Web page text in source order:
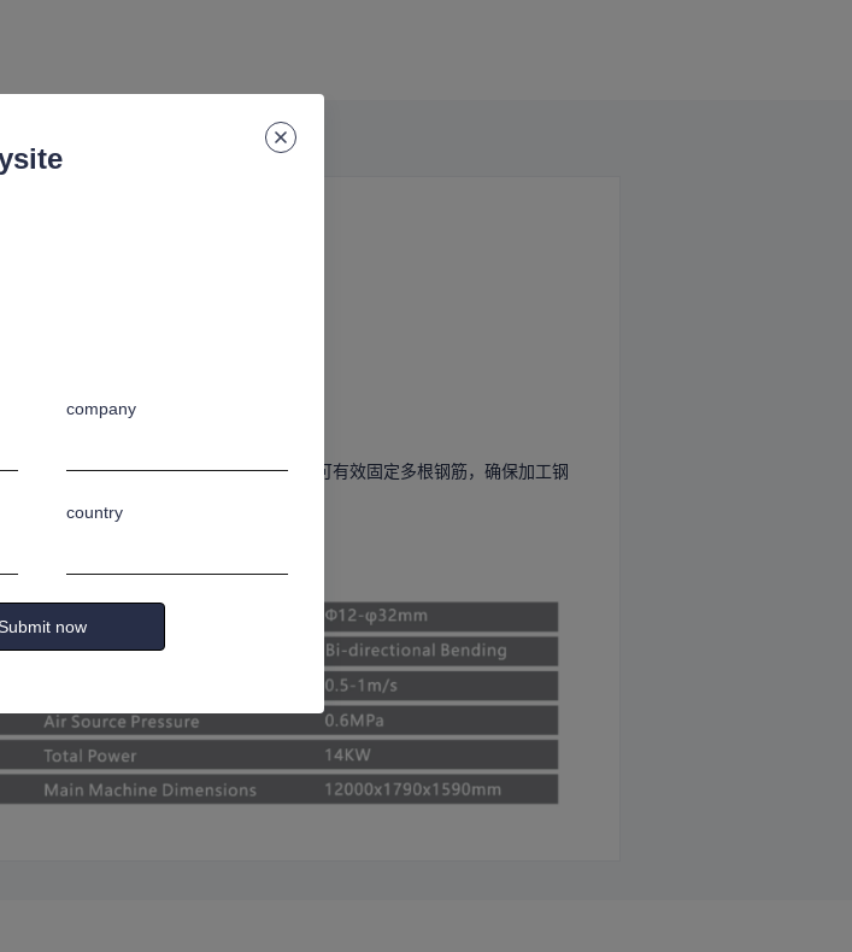
4、中间夹紧系统采用多片式柔性夹具，可有效固定多根钢筋，确保加工钢
company
country
now